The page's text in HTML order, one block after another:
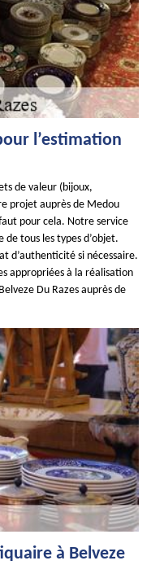
l’estimation
de valeur (bijoux,
projet auprès de Medou
pour cela. Notre service
tous les types d’objet.
d’authenticité si nécessaire.
appropriées à la réalisation
Du Razes auprès de
à Belveze